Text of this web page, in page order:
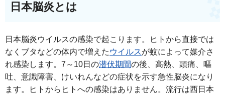
日本脳炎とは
日本脳炎ウイルスの感染で起こります。ヒトから直接では
なくブタなどの体内で増えた ウイルスが蚊によって媒介さ
れ感染します。7～10日の潜伏期間の後、高熱、頭痛、嘔
吐、意識障害、けいれんなどの症状を示す急性脳炎になり
ます。ヒトからヒトへの感染はありません。流行は西日本